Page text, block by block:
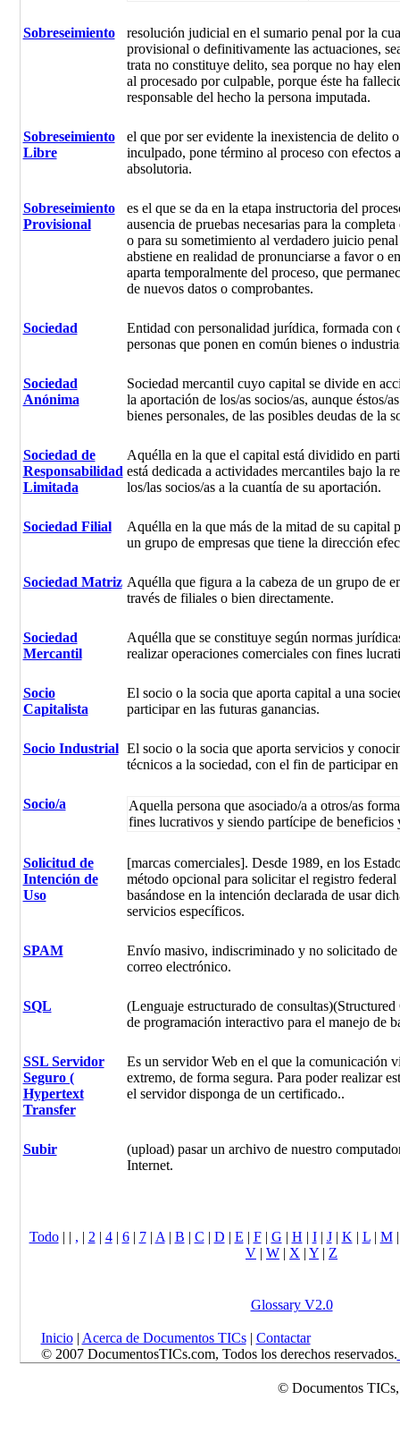
Sobreseimiento
resolución judicial en el sumario penal por la
provisional o definitivamente las actuaciones,
trata no constituye delito, sea porque no hay
al procesado por culpable, porque éste ha
responsable del hecho la persona imputada.
Sobreseimiento
Libre
el que por ser evidente la inexistencia de delito
inculpado, pone término al proceso con efectos
absolutoria.
Sobreseimiento
Provisional
es el que se da en la etapa instructoria del
ausencia de pruebas necesarias para la
o para su sometimiento al verdadero juicio
abstiene en realidad de pronunciarse a favor o
aparta temporalmente del proceso, que
de nuevos datos o comprobantes.
Sociedad
Entidad con personalidad jurídica, formada con
personas que ponen en común bienes o
Sociedad
Anónima
Sociedad mercantil cuyo capital se divide en
la aportación de los/as socios/as, aunque éstos/
bienes personales, de las posibles deudas de la
Sociedad de
Responsabilidad
Limitada
Aquélla en la que el capital está dividido en
está dedicada a actividades mercantiles bajo la
los/las socios/as a la cuantía de su aportación.
Sociedad Filial
Aquélla en la que más de la mitad de su capital
un grupo de empresas que tiene la dirección
Sociedad Matriz Aquélla que figura a la cabeza de un grupo de
través de filiales o bien directamente.
Sociedad
Mercantil
Aquélla que se constituye según normas
realizar operaciones comerciales con fines
Socio
Capitalista
El socio o la socia que aporta capital a una
participar en las futuras ganancias.
Socio Industrial El socio o la socia que aporta servicios y
técnicos a la sociedad, con el fin de participar
Socio/a
Aquella persona que asociado/a a otros/as
fines lucrativos y siendo partícipe de beneficios
Solicitud de
Intención de
Uso
[marcas comerciales]. Desde 1989, en los
método opcional para solicitar el registro
basándose en la intención declarada de usar
servicios específicos.
SPAM
Envío masivo, indiscriminado y no solicitado de
correo electrónico.
SQL
(Lenguaje estructurado de
de programación interactivo para el manejo de
SSL Servidor
Seguro (
Hypertext
Transfer
Es un servidor Web en el que la comunicación
extremo, de forma segura. Para poder realizar
el servidor disponga de un certificado..
Subir
(upload) pasar un archivo de nuestro
Internet.
Todo| | , | 2 | 4| 6| 7| A | B | C | D | E | F| G | H | I| J| K | L| M
V | W | X | Y | Z
Glossary V2.0
Inicio| Acerca de Documentos TICs| Contactar
© 2007 DocumentosTICs.com, Todos los derechos reservados.
© Documentos